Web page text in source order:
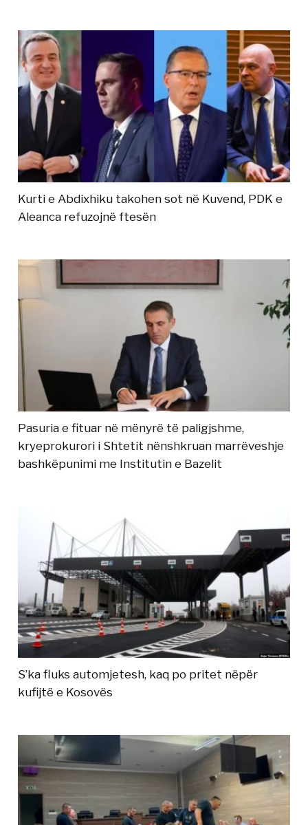
Kurti e Abdixhiku takohen sot në Kuvend, PDK e
Aleanca refuzojnë ftesën
Pasuria e fituar në mënyrë të paligjshme,
kryeprokurori i Shtetit nënshkruan marrëveshje
bashkëpunimi me Institutin e Bazelit
S’ka fluks automjetesh, kaq po pritet nëpër
kufijtë e Kosovës